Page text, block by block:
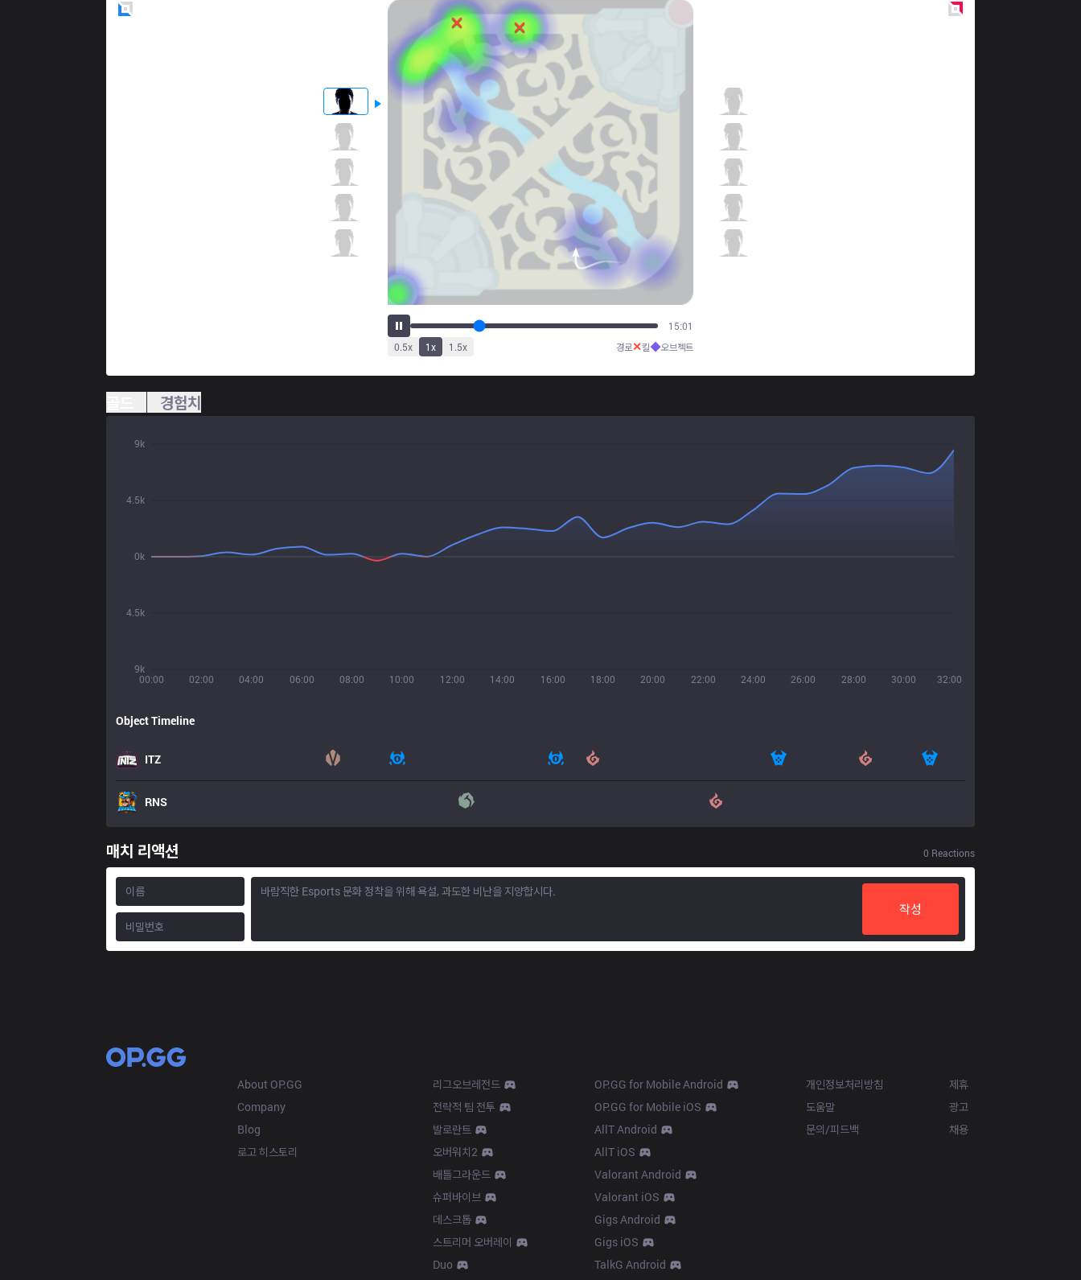
20:58
0.5x 1x 1.5x 경로✕킬◆오브젝트
경험치
00:00 02:00 04:00 06:00 08:00 10:00 12:00 14:00 16:00 18:00 20:00 22:00 24:00 26:00 28:00 30:00 32:00
9k
4.5k
0k
4.5k
9k
Object Timeline
ITZ
RNS
매치 리액션 0 Reactions
작성
About OP.GG
Company
Blog
로고 히스토리
리그오브레전드
전략적 팀 전투
발로란트
오버워치2
배틀그라운드
슈퍼바이브
데스크톱
스트리머 오버레이
Duo
OP.GG for Mobile Android
OP.GG for Mobile iOS
AllT Android
AllT iOS
Valorant Android
Valorant iOS
Gigs Android
Gigs iOS
TalkG Android
개인정보처리방침
도움말
문의/피드백
제휴
광고
채용